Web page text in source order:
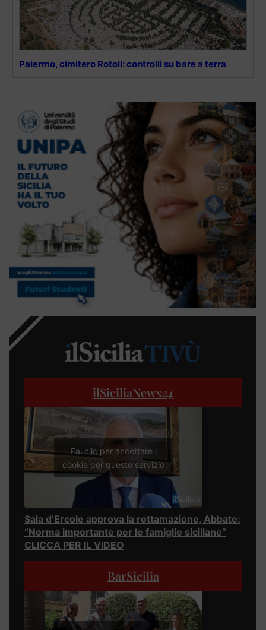
Palermo, cimitero Rotoli: controlli su bare a terra
ilSiciliaNews24
Fai clic per accettare i
cookie per questo servizio
Sala d’Ercole approva la rottamazione, Abbate:
“Norma importante per le famiglie siciliane”
CLICCA PER IL VIDEO
BarSicilia